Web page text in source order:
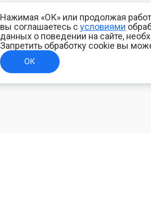
Нажимая «ОК» или продолжая
вы соглашаетесь с условиями
данных о поведении на сайте,
Запретить обработку cookie вы
ОК